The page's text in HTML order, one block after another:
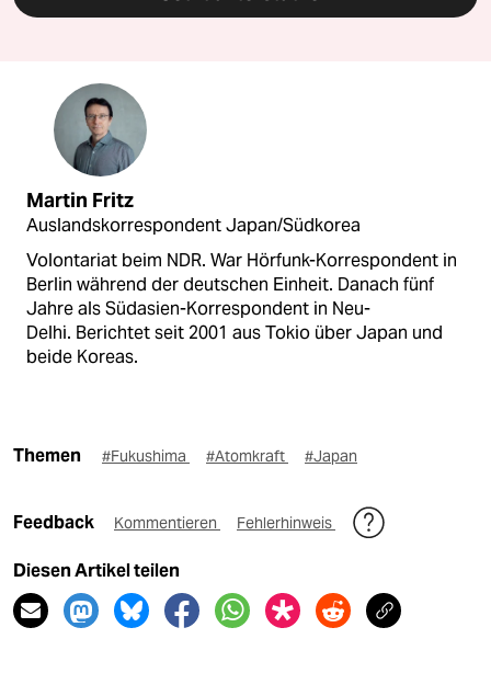
Martin Fritz
Auslandskorrespondent Japan/Südkorea
Volontariat beim NDR. War Hörfunk-Korrespondent in
Berlin während der deutschen Einheit. Danach fünf
Jahre als Südasien-Korrespondent in Neu-
Delhi. Berichtet seit 2001 aus Tokio über Japan und
beide Koreas.
Themen #Fukushima #Atomkraft #Japan
Feedback Kommentieren Fehlerhinweis
Diesen Artikel teilen